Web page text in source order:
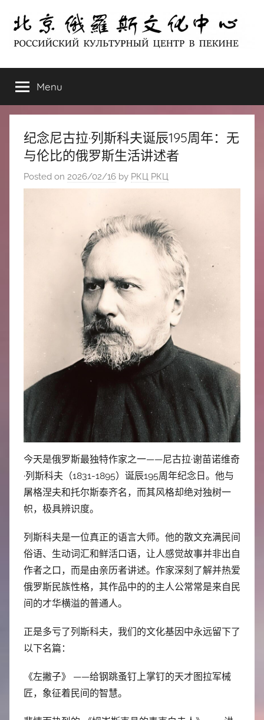
content
北
京
俄
罗
斯
ЦЕНТР
В
ПЕКИНЕ
Menu
纪念尼古拉·列斯科夫诞辰195周年：无
与伦比的俄罗斯生活讲述者
Posted on 2026/02/16 by РКЦ РКЦ
今天是俄罗斯最独特作家之一——尼古拉·谢苗诺维奇
·列斯科夫（1831-1895）诞辰195周年纪念日。他与
屠格涅夫和托尔斯泰齐名，而其风格却绝对独树一
帜，极具辨识度。
列斯科夫是一位真正的语言大师。他的散文充满民间
俗语、生动词汇和鲜活口语，让人感觉故事并非出自
作者之口，而是由亲历者讲述。作家深刻了解并热爱
俄罗斯民族性格，其作品中的的主人公常常是来自民
间的才华横溢的普通人。
正是多亏了列斯科夫，我们的文化基因中永远留下了
以下名篇：
《左撇子》 ——给钢跳蚤钉上掌钉的天才图拉军械
匠，象征着民间的智慧。